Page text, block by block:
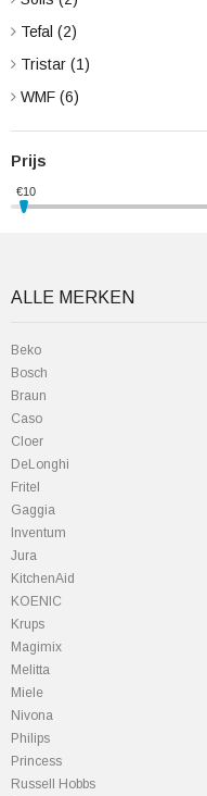
Tefal (2)
Tristar (1)
WMF (6)
Prijs
€10
ALLE MERKEN
Beko
Bosch
Braun
Caso
Cloer
DeLonghi
Fritel
Gaggia
Inventum
Jura
KitchenAid
KOENIC
Krups
Magimix
Melitta
Miele
Nivona
Philips
Princess
Russell Hobbs